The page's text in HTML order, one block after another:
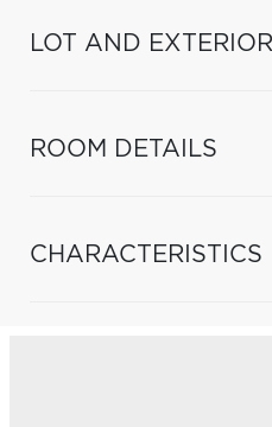
LOT AND
ROOM DETAILS
CHARACTERISTICS